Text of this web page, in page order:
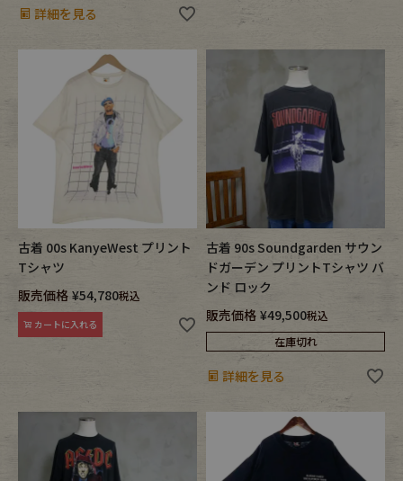
詳細を見る
古着 00s KanyeWest プリント
Tシャツ
販売価格 ¥54,780税込
カートに入れる
古着 90s Soundgarden サウン
ドガーデン プリントTシャツ バ
ンド ロック
販売価格 ¥49,500税込
在庫切れ
詳細を見る